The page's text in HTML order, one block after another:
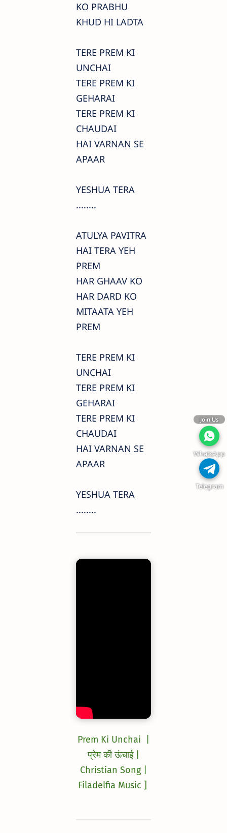
KO PRABHU
KHUD HI LADTA
TERE PREM KI
UNCHAI
TERE PREM KI
GEHARAI
TERE PREM KI
CHAUDAI
HAI VARNAN SE
APAAR
YESHUA TERA
........
ATULYA PAVITRA
HAI TERA YEH
PREM
HAR GHAAV KO
HAR DARD KO
MITAATA YEH
PREM
TERE PREM KI
UNCHAI
TERE PREM KI
GEHARAI
TERE PREM KI
CHAUDAI
HAI VARNAN SE
APAAR
YESHUA TERA
........
Prem Ki Unchai |
प्रेम की ऊंचाई |
Christian Song |
Filadelfia Music ]
Join Us
WhatsApp
Telegram